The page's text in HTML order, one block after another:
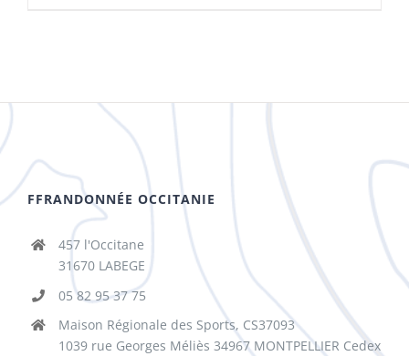
FFRANDONNÉE OCCITANIE
457 l'Occitane
31670 LABEGE
05 82 95 37 75
Maison Régionale des Sports, CS37093
1039 rue Georges Méliès 34967 MONTPELLIER Cedex